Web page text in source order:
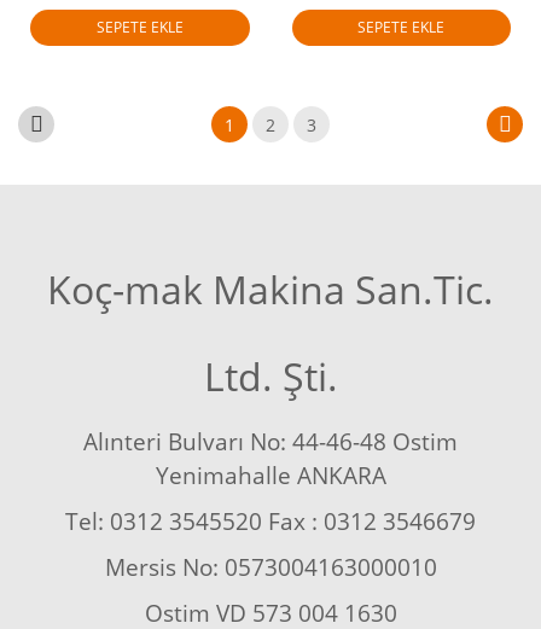
SEPETE EKLE SEPETE EKLE
1 2 3
Koç-mak Makina San.Tic.
Ltd. Şti.
Alınteri Bulvarı No: 44-46-48 Ostim
Yenimahalle ANKARA
Tel: 0312 3545520 Fax : 0312 3546679
Mersis No: 0573004163000010
Ostim VD 573 004 1630